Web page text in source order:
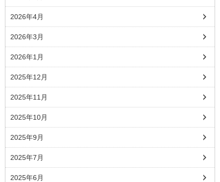
2026年4月
2026年3月
2026年1月
2025年12月
2025年11月
2025年10月
2025年9月
2025年7月
2025年6月